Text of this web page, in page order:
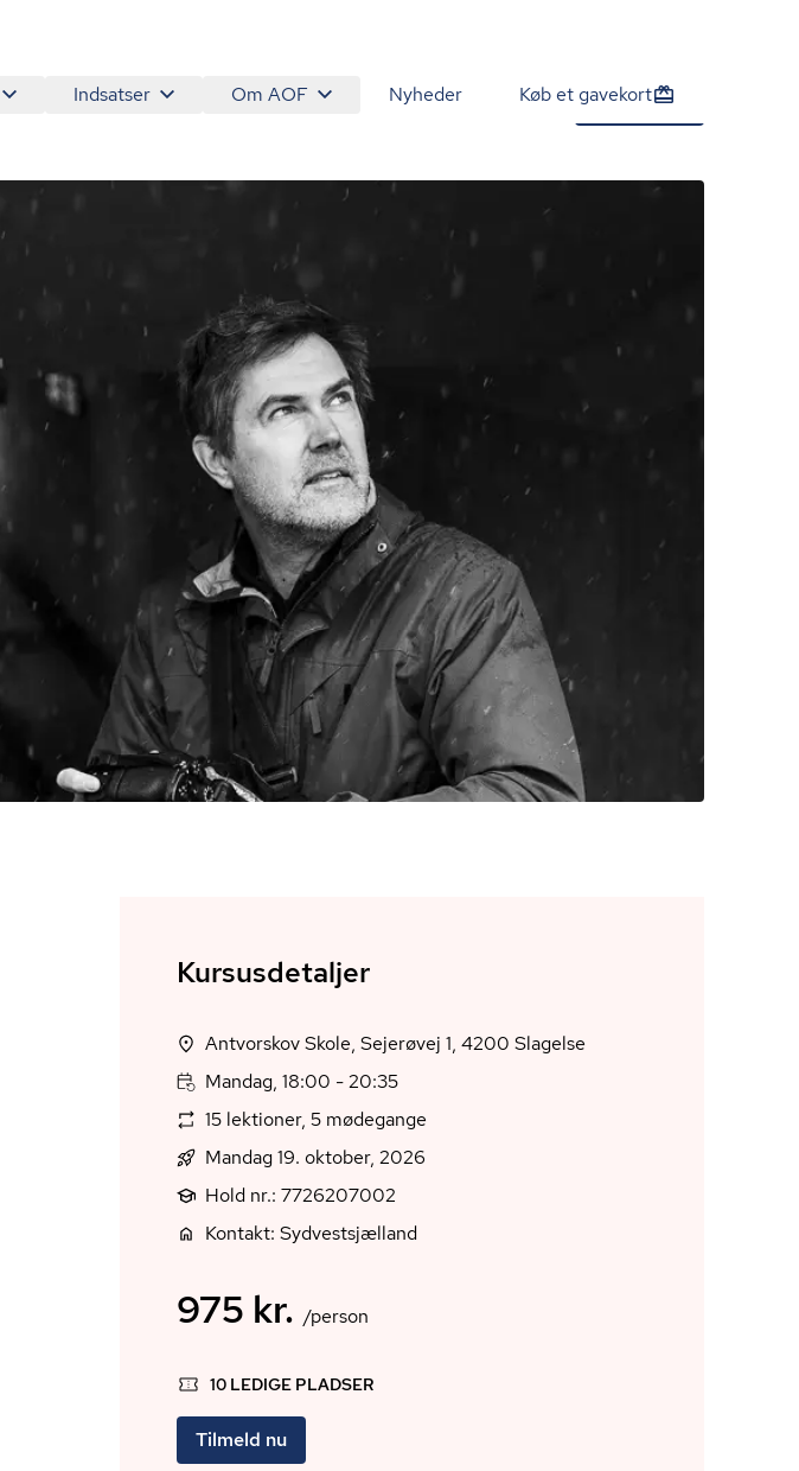
Indsatser Om AOF Nyheder Køb et gavekort
975 kr. /person Tilmeld nu
Kursusdetaljer
Antvorskov Skole, Sejerøvej 1, 4200 Slagelse
Mandag, 18:00 - 20:35
15 lektioner, 5 mødegange
Mandag 19. oktober, 2026
Hold nr.: 7726207002
Kontakt: Sydvestsjælland
975 kr. /person
10 LEDIGE PLADSER
Tilmeld nu